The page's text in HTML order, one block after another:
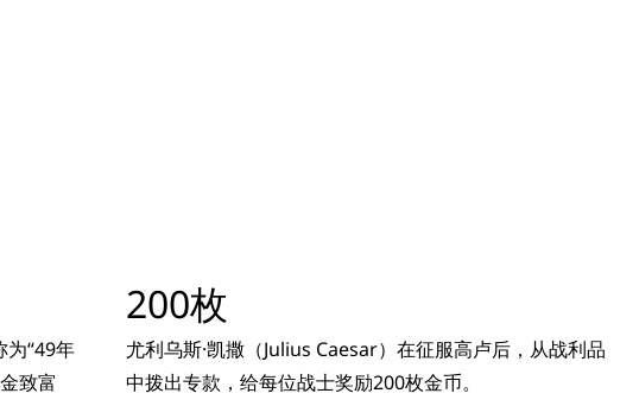
“49年
致富
200枚
尤利乌斯·凯撒（Julius Caesar）在征服高卢后，从战利品
中拨出专款，给每位战士奖励200枚金币。